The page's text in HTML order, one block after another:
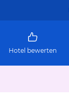
Hotel bewerten